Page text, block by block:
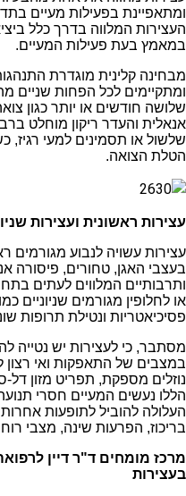
ומתאפיינת בפעילות מעיים
העצירות המלווה בדרך כלל
במאמץ בעת פעילות המעיים.
מבחינה קלינית מוגדרת
ומתקיימים לכל הפחות שניים
שלושה חודשים או יותר כגון
אנאלית והעדר ריקון מוחלט
שלשול או תסמינים למעי רגיז,
הטלת הצואה.
עצירות ראשונית ועצירות
עצירות עשויה לנבוע מגורמים
בעצבי האגן, טחורים, פיסורה
ותרבותיים המלווים לעתים
או לחלופין מגורמים שניוניים
פסיכיאטריות ונטילת תרופות
מסתבר, כי לעצירות יש נטייה
במצבים של התאפקות ואי רצון
נוזלים מספקת, תפריט מזון דל-
הללו נעשים המעיים חסרי
העלולה להוביל לתופעות
בריכוז, הפרעות שינה, מצבי רוח
מרכז מומחים ד"ר דיין
בעצירות